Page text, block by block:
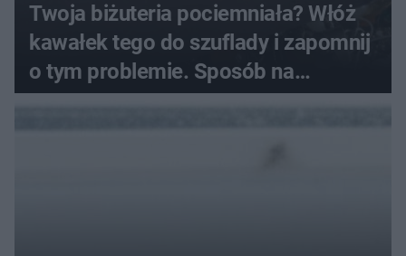
Twoja biżuteria pociemniała? Włóż
kawałek tego do szuflady i zapomnij
o tym problemie. Sposób na
pociemniałą biżuterię